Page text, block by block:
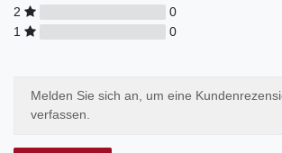
2
0
1
0
Melden Sie sich an, um eine
verfassen.